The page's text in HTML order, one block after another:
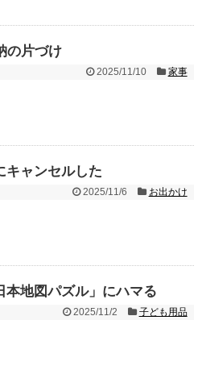
の片づけ
2025/11/10 家事
キャンセルした
2025/11/6 お出かけ
本地図パズル」にハマる
2025/11/2 子ども用品